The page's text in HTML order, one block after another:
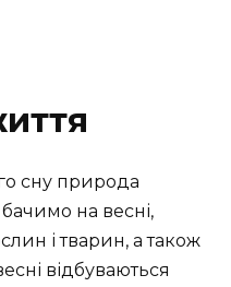
сну природа
на весні,
і тварин, а також
відбуваються